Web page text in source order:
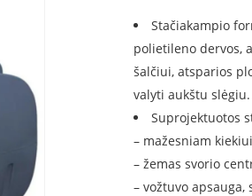
Stačiakampio
polietileno dervos,
šalčiui, atsparios
valyti aukštu slėgiu.
Suprojektuotos
– mažesniam
– žemas svorio
– vožtuvo